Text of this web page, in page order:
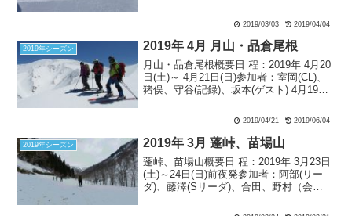
ている。早朝出発が求めら...
2019/03/03 2019/04/04
2019年シーズン 2019年 4月 月山・品倉尾根
月山・品倉尾根概要日 程：2019年 4月20
日(土)～ 4月21日(日)参加者：室岡(CL)、
猪俣、守谷(記録)、坂本(ゲスト) 4月19日
まで首都高速を使うのだが、横羽線が事
故渋滞のため湾岸線を...
2019/04/21 2019/06/04
2019年シーズン 2019年 3月 蓬峠、苗場山
蓬峠、苗場山概要日 程：2019年 3月23日
(土)～24日(日)前夜発参加者：阿部(リー
ダ)、藤澤(Sリーダ)、合田、野村（会
（会友）【1日目】 3月23日(土) 蓬峠：